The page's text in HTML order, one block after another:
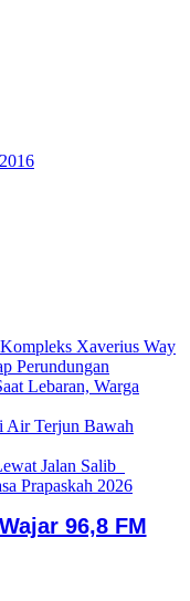
Xaverius Way
Perundungan
Lebaran, Warga
Air Terjun Bawah
Jalan Salib
Prapaskah 2026
96,8 FM